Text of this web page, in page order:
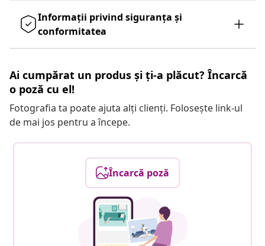
Informații privind siguranța și
conformitatea
Ai cumpărat un produs și ți-a plăcut? Încarcă
o poză cu el!
Fotografia ta poate ajuta alți clienți. Folosește link-ul
de mai jos pentru a începe.
Încarcă poză